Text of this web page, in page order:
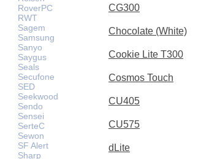
RoverPC
RWT
Sagem
Samsung
Sanyo
Saygus
Seals
Secufone
SED
Seekwood
Sendo
Sensei
SerteC
Sewon
SF Alert
Sharp
CG300
Chocolate (White)
Cookie Lite T300
Cosmos Touch
CU405
CU575
dLite